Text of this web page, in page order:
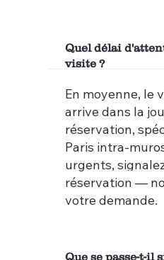
Quel délai
visite ?
En moyenne, le
arrive dans la
réservation,
Paris intra-
urgents,
réservation —
votre demande.
Que se passe-t-il